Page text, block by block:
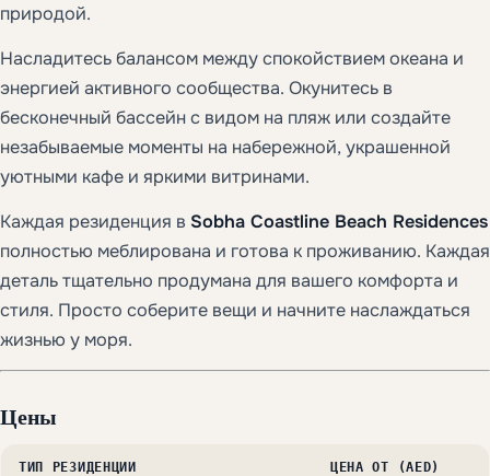
природой.
Насладитесь балансом между спокойствием океана и
энергией активного сообщества. Окунитесь в
бесконечный бассейн с видом на пляж или создайте
незабываемые моменты на набережной, украшенной
уютными кафе и яркими витринами.
Каждая резиденция в Sobha Coastline Beach Residences
полностью меблирована и готова к проживанию. Каждая
деталь тщательно продумана для вашего комфорта и
стиля. Просто соберите вещи и начните наслаждаться
жизнью у моря.
Цены
ТИП РЕЗИДЕНЦИИ ЦЕНА ОТ (AED)